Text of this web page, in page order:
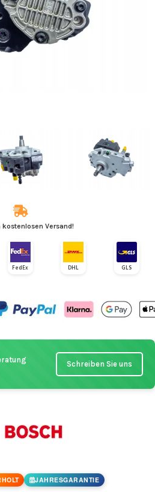
kostenlosen Versand!
FedEx DHL GLS
Schreiben Sie uns
JAHRESGARANTIE